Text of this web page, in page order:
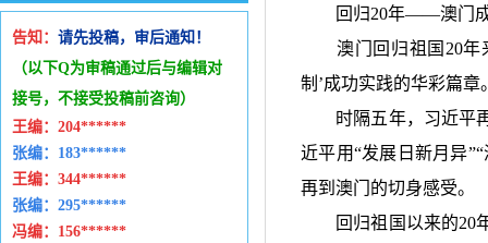
告知： 请先投稿，审后通知！
（以下Q为审稿通过后与编辑对
接号，不接受投稿前咨询）
王编： 204******
张编：183******
王编： 344******
张编：295******
冯编： 156******
回归20年——澳门
澳门回归祖国 20年
制 ’成功实践的华彩篇章
时隔五年，习近平
近平用“发展日新月异”“
再到澳门的切身感受。
回归祖国以来的20